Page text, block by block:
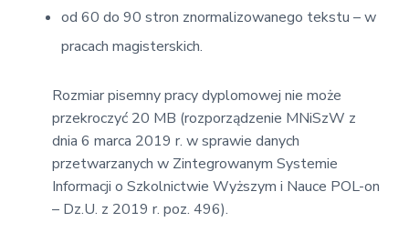
od 60 do 90 stron znormalizowanego tekstu – w
pracach magisterskich.
Rozmiar pisemny pracy dyplomowej nie może
przekroczyć 20 MB (rozporządzenie MNiSzW z
dnia 6 marca 2019 r. w sprawie danych
przetwarzanych w Zintegrowanym Systemie
Informacji o Szkolnictwie Wyższym i Nauce POL-on
– Dz.U. z 2019 r. poz. 496).